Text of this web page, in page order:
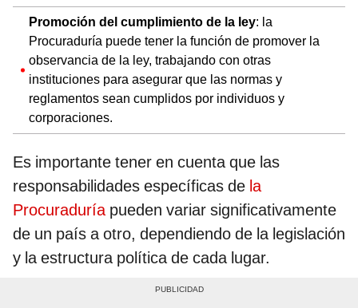
Promoción del cumplimiento de la ley: la
Procuraduría puede tener la función de promover la
observancia de la ley, trabajando con otras
instituciones para asegurar que las normas y
reglamentos sean cumplidos por individuos y
corporaciones.
Es importante tener en cuenta que las
responsabilidades específicas de la
Procuraduríapueden variar significativamente
de un país a otro, dependiendo de la legislación
y la estructura política de cada lugar.